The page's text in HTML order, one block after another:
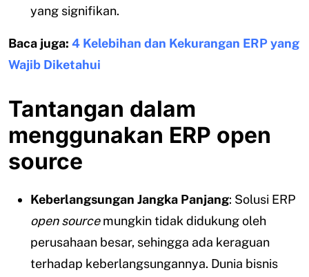
yang signifikan.
Baca juga: 4 Kelebihan dan Kekurangan ERP yang
Wajib Diketahui
Tantangan dalam
menggunakan ERP open
source
Keberlangsungan Jangka Panjang: Solusi ERP
open sourcemungkin tidak didukung oleh
perusahaan besar, sehingga ada keraguan
terhadap keberlangsungannya. Dunia bisnis